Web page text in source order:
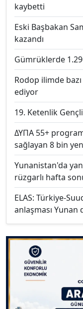
kaybetti
Eski Başbakan
kazandı
Gümrüklerde
Rodop ilimde
ediyor
19. Ketenlik
ΔΥΠΑ 55+
sağlayan 8 bin
Yunanistan'da
rüzgarlı hafta
ELAS: Türkiye-
anlaşması Yunan